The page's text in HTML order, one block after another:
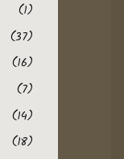
(1)
(37)
(16)
(7)
(14)
(18)